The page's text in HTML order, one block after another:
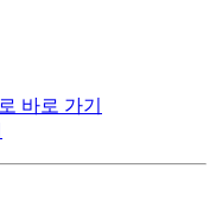
바로 가기